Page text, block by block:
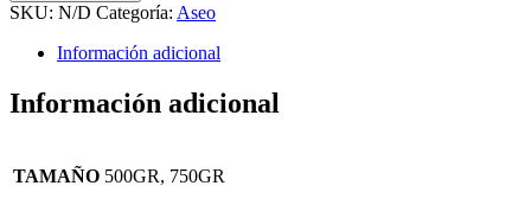
SKU: N/D Categoría: Aseo
Información adicional
Información adicional
TAMAÑO 500GR, 750GR